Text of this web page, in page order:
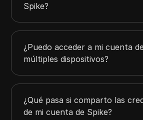
Spike?
¿Puedo acceder a mi cuenta
múltiples dispositivos?
¿Qué pasa si comparto las
de mi cuenta de Spike?